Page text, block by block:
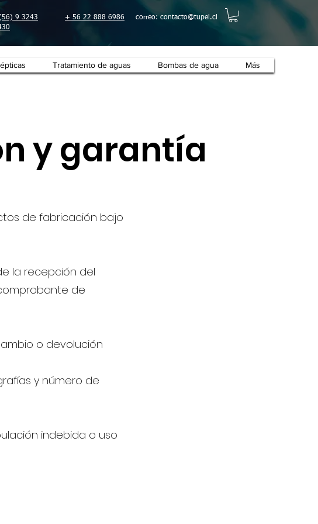
9 3243
+ 56 22 888 6986 correo: contacto@tupel.cl
Tratamiento de aguas Bombas de agua Más
y garantía
de fabricación bajo
la recepción del
de
o devolución
y número de
indebida o uso